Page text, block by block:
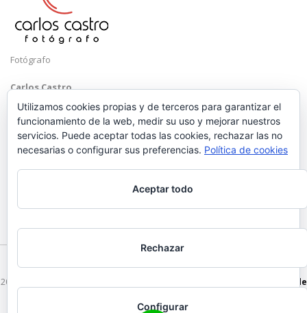
Fotógrafo
Carlos Castro
Málaga
Mobile: +34 652 83 71 98
hola@carloscastrofotografo.com
2026 © Carlos Castro Fotógrafo - hola@carloscastrofotografo.com -
Vídeo de
Utilizamos cookies propias y de terceros para garantizar el
funcionamiento de la web, medir su uso y mejorar nuestros
servicios. Puede aceptar todas las cookies, rechazar las no
necesarias o configurar sus preferencias. Política de cookies
Aceptar todo
Rechazar
Configurar